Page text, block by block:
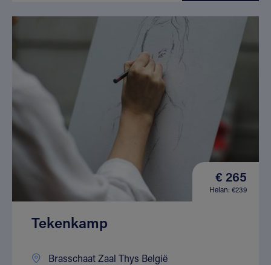
€ 265
Helan: €239
Tekenkamp
Brasschaat Zaal Thys België